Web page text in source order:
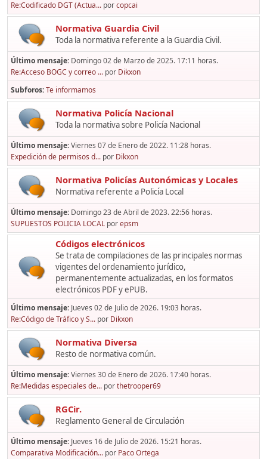
Re:Codificado DGT (Actua... porcopcai
Normativa Guardia Civil
Toda la normativa referente a la Guardia Civil.
Último mensaje: Domingo 02 de Marzo de 2025. 17:11 horas.
Re:Acceso BOGC y correo ... por Dikxon
Subforos Te informamos
Normativa Policía Nacional
Toda la normativa sobre Policía Nacional
Último mensaje:Viernes 07 de Enero de 2022. 11:28 horas.
Expedición de permisos d... por Dikxon
Normativa Policías Autonómicas y Locales
Normativa referente a Policía Local
Último mensaje: Domingo 23 de Abril de 2023. 22:56 horas.
SUPUESTOS POLICIA LOCAL porepsm
Códigos electrónicos
Se trata de compilaciones de las principales normas
vigentes del ordenamiento jurídico,
permanentemente actualizadas, en los formatos
electrónicos PDF y ePUB.
Último mensaje: Jueves 02 de Julio de 2026. 19:03 horas.
Re:Código de Tráfico y S... por Dikxon
Normativa Diversa
Resto de normativa común.
Último mensaje:Viernes 30 de Enero de 2026. 17:40 horas.
Re:Medidas especiales de... porthetrooper69
RGCir.
Reglamento General de Circulación
Último mensaje: Jueves 16 de Julio de 2026. 15:21 horas.
Comparativa Modificación... por Paco Ortega